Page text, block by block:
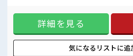
夫♪ 経験はちょっとだけ…とい
残業で収入アップ≫ 残業は月20
す♪ ≪機能的な制服アリ≫ 制服が
み解消♪ ≪自分に合った期間で
遣のお仕事です！ ■職場の雰囲気 休憩室で楽しくランチ♪ 時
間があれば昼寝もしちゃおう！
詳細を見る
気になるリストに追